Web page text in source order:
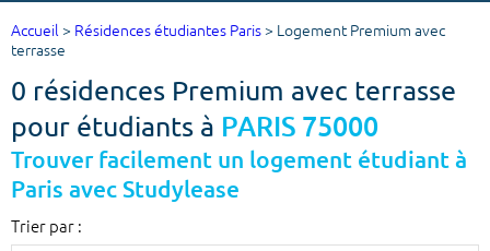
Votre recherche
Ville, école
Budget min
€ €
Accueil > Résidences étudiantes Paris > Logement Premium avec
terrasse
0 résidences Premium avec terrasse
pour étudiants à PARIS 75000
Trouver facilement un logement étudiant à
Paris avec Studylease
Trier par :